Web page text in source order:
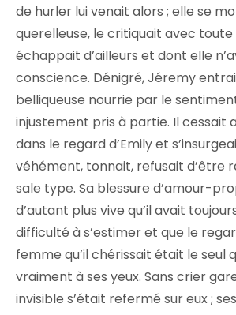
de hurler lui venait alors ; elle se
querelleuse, le critiquait avec
échappait d’ailleurs et dont elle
conscience. Dénigré, Jéremy
belliqueuse nourrie par le
injustement pris à partie. Il cessait
dans le regard d’Emily et
véhément, tonnait, refusait d’être
sale type. Sa blessure d’amour-
d’autant plus vive qu’il avait
difficulté à s’estimer et que le
femme qu’il chérissait était le seul
vraiment à ses yeux. Sans crier
invisible s’était refermé sur eux ;